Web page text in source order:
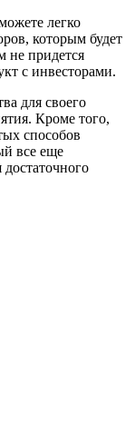
легко
которым будет
не придется
с инвесторами.
для своего
Кроме того,
способов
все еще
достаточного